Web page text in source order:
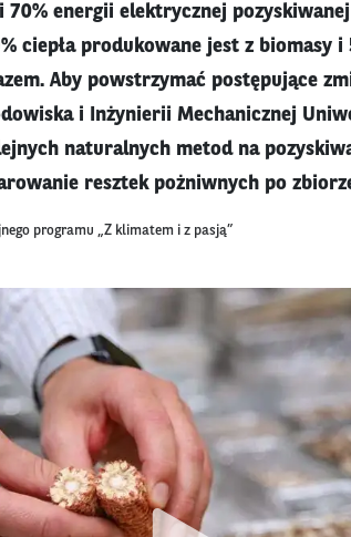
i 70% energii elektrycznej
ciepła produkowane jest z biomasy
Aby powstrzymać postępujące
i Inżynierii Mechanicznej
naturalnych metod na
resztek pożniwnych po
programu „Z klimatem i z pasją”